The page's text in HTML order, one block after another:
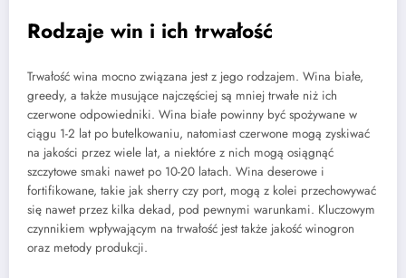
Rodzaje win i ich trwałość
Trwałość wina mocno związana jest z jego rodzajem. Wina białe,
greedy, a także musujące najczęściej są mniej trwałe niż ich
czerwone odpowiedniki. Wina białe powinny być spożywane w
ciągu 1-2 lat po butelkowaniu, natomiast czerwone mogą zyskiwać
na jakości przez wiele lat, a niektóre z nich mogą osiągnąć
szczytowe smaki nawet po 10-20 latach. Wina deserowe i
fortifikowane, takie jak sherry czy port, mogą z kolei przechowywać
się nawet przez kilka dekad, pod pewnymi warunkami. Kluczowym
czynnikiem wpływającym na trwałość jest także jakość winogron
oraz metody produkcji.